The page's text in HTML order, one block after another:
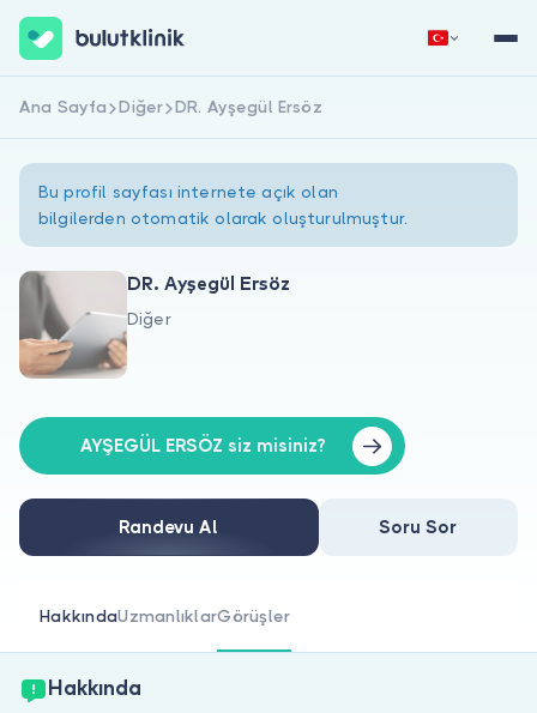
Hakkımızda
Doktorlar için
Doktor musunuz?
Hemen Kaydol
Ana Sayfa Diğer DR. Ayşegül Ersöz
Bu profil sayfası internete açık olan
bilgilerden otomatik olarak oluşturulmuştur.
DR. Ayşegül Ersöz
Diğer
AYŞEGÜL ERSÖZ siz misiniz?
Randevu Al Soru Sor
HakkındaUzmanlıklarGörüşler
Hakkında